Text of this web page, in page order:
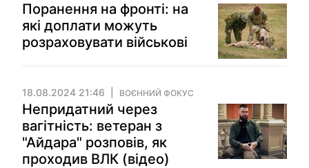
Поранення на фронті: на
які доплати можуть
розраховувати військові
18.08.2024 21:46 ВОЄННИЙ ФОКУС
Непридатний через
вагітність: ветеран з
"Айдара" розповів, як
проходив ВЛК (відео)